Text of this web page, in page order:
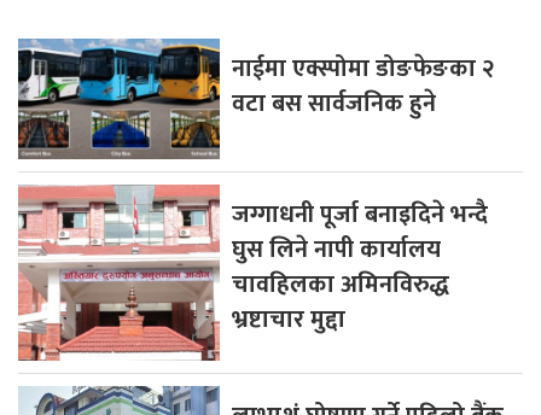
नाईमा एक्स्पोमा डोङफेङका २
वटा बस सार्वजनिक हुने
जग्गाधनी पूर्जा बनाइदिने भन्दै
घुस लिने नापी कार्यालय
चावहिलका अमिनविरुद्ध
भ्रष्टाचार मुद्दा